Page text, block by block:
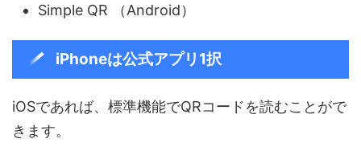
Simple QR （Android）
iPhoneは公式アプリ1択
iOSであれば、標準機能でQRコードを読むことがで
きます。